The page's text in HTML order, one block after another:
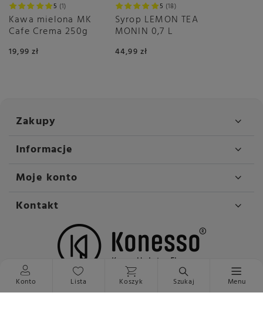
5 1
Kawa mielona MK
Cafe Crema 250g
19,99 zł
5 18
Syrop LEMON TEA
MONIN 0,7 L
44,99 zł
Zakupy
Informacje
Moje konto
Kontakt
Konto Lista Koszyk Szukaj Menu